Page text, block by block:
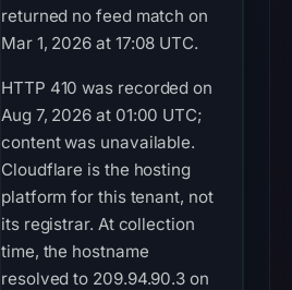
returned no feed match on
Mar 1, 2026 at 17:08 UTC.
HTTP 410 was recorded on
Aug 7, 2026 at 01:00 UTC;
content was unavailable.
Cloudflare is the hosting
platform for this tenant, not
its registrar. At collection
time, the hostname
resolved to 209.94.90.3 on